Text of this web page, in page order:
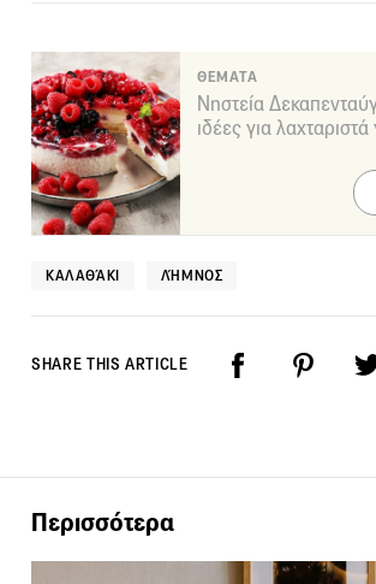
ΘΕΜΑΤΑ
Νηστεία
ιδέες για
ΚΑΛΑΘΆΚΙ ΛΉΜΝΟΣ
SHARE THIS ARTICLE
Περισσότερα